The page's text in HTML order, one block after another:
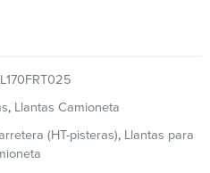
, Llantas Camioneta
(HT-pisteras), Llantas para